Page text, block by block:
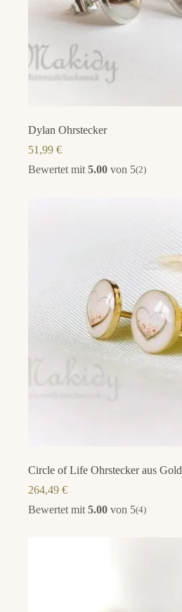
Dylan Ohrstecker
51,99 €
Bewertet mit 5.00 von 5(2)
Circle of Life Ohrstecker aus Gold
264,49 €
Bewertet mit 5.00 von 5(4)